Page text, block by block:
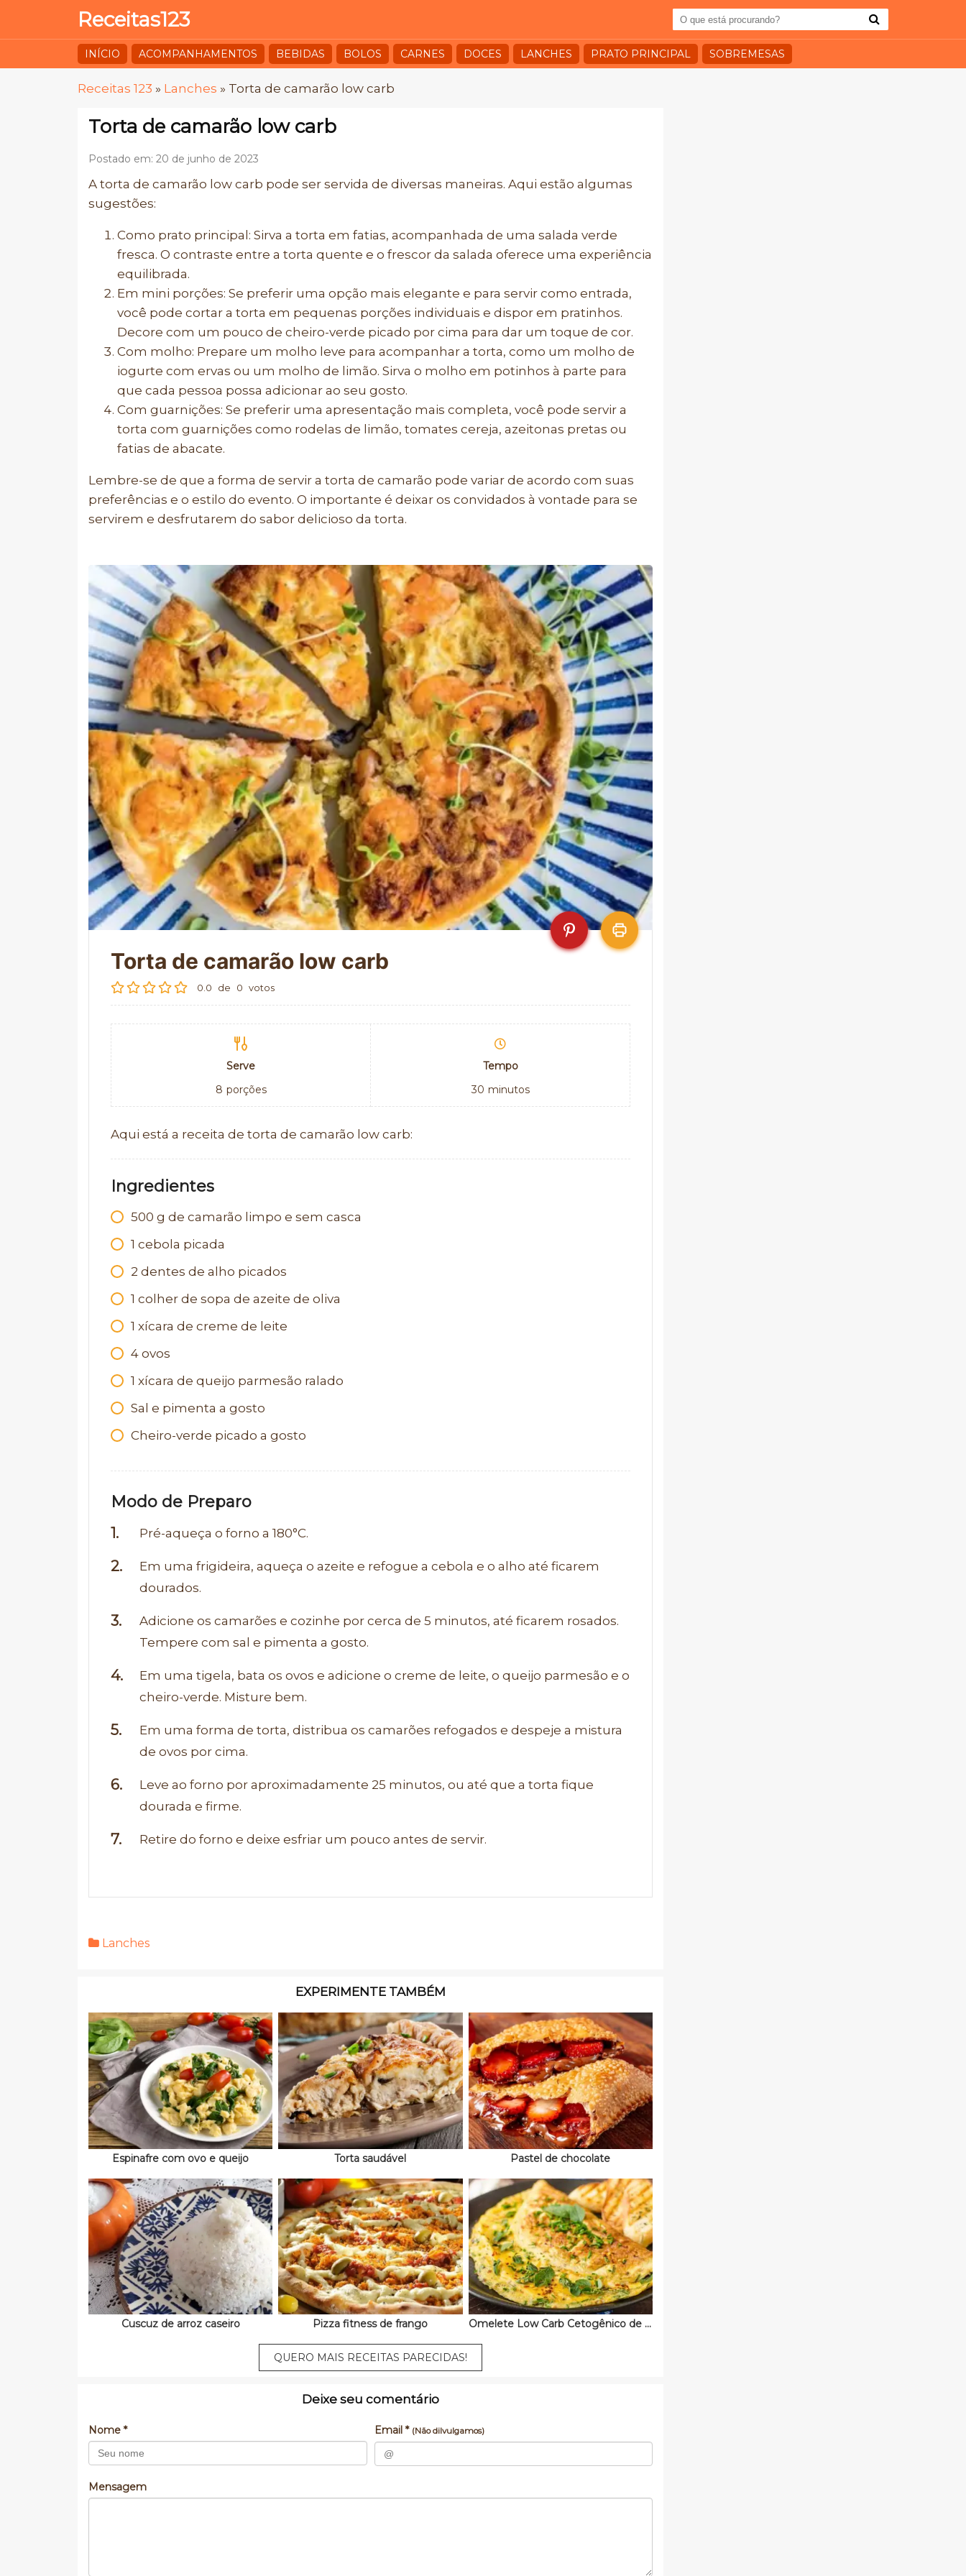
Receitas123
INÍCIO ACOMPANHAMENTOS BEBIDAS BOLOS CARNES DOCES LANCHES PRATO PRINCIPAL SOBREMESAS
Receitas 123 » Lanches » Torta de camarão low carb
Torta de camarão low carb
Postado em: 20 de junho de 2023
A torta de camarão low carb pode ser servida de diversas maneiras. Aqui estão algumas
sugestões:
Como prato principal: Sirva a torta em fatias, acompanhada de uma salada verde
fresca. O contraste entre a torta quente e o frescor da salada oferece uma experiência
equilibrada.
Em mini porções: Se preferir uma opção mais elegante e para servir como entrada,
você pode cortar a torta em pequenas porções individuais e dispor em pratinhos.
Decore com um pouco de cheiro-verde picado por cima para dar um toque de cor.
Com molho: Prepare um molho leve para acompanhar a torta, como um molho de
iogurte com ervas ou um molho de limão. Sirva o molho em potinhos à parte para
que cada pessoa possa adicionar ao seu gosto.
Com guarnições: Se preferir uma apresentação mais completa, você pode servir a
torta com guarnições como rodelas de limão, tomates cereja, azeitonas pretas ou
fatias de abacate.
Lembre-se de que a forma de servir a torta de camarão pode variar de acordo com suas
preferências e o estilo do evento. O importante é deixar os convidados à vontade para se
servirem e desfrutarem do sabor delicioso da torta.
Torta de camarão low carb
0.0 de 0 votos
Serve
8 porções
Tempo
30 minutos
Aqui está a receita de torta de camarão low carb:
Ingredientes
500 g de camarão limpo e sem casca
1 cebola picada
2 dentes de alho picados
1 colher de sopa de azeite de oliva
1 xícara de creme de leite
4 ovos
1 xícara de queijo parmesão ralado
Sal e pimenta a gosto
Cheiro-verde picado a gosto
Modo de Preparo
Pré-aqueça o forno a 180°C.
Em uma frigideira, aqueça o azeite e refogue a cebola e o alho até ficarem
dourados.
Adicione os camarões e cozinhe por cerca de 5 minutos, até ficarem rosados.
Tempere com sal e pimenta a gosto.
Em uma tigela, bata os ovos e adicione o creme de leite, o queijo parmesão e o
cheiro-verde. Misture bem.
Em uma forma de torta, distribua os camarões refogados e despeje a mistura
de ovos por cima.
Leve ao forno por aproximadamente 25 minutos, ou até que a torta fique
dourada e firme.
Retire do forno e deixe esfriar um pouco antes de servir.
Lanches
EXPERIMENTE TAMBÉM
Espinafre com ovo e queijo Torta saudável Pastel de chocolate
Cuscuz de arroz caseiro Pizza fitness de frango Omelete Low Carb Cetogênico de Forno Sabor Pizza
QUERO MAIS RECEITAS PARECIDAS!
Deixe seu comentário
Nome * Email * (Não dilvulgamos)
Mensagem